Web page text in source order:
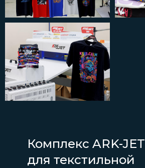
Комплекс ARK-JET
для текстильной